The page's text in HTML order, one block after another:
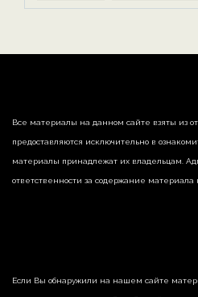
Все материалы на данном сайте взяты из
предоставляются исключительно в
материалы принадлежат их владельцам.
ответственности за содержание материала
Если Вы обнаружили на нашем сайте